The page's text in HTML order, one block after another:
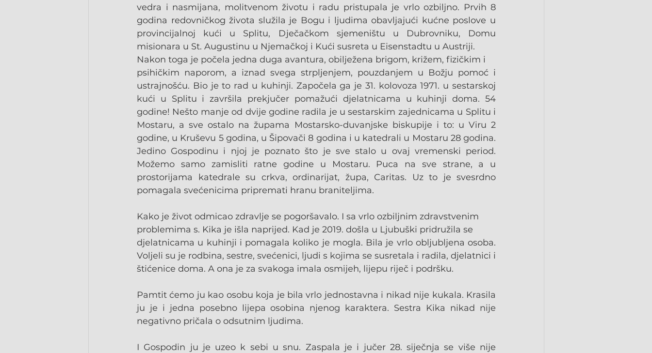
vedra i nasmijana, molitvenom životu i radu pristupala je vrlo ozbiljno. Prvih 8
godina redovničkog života služila je Bogu i ljudima obavljajući kućne poslove u
provincijalnoj kući u Splitu, Dječačkom sjemeništu u Dubrovniku, Domu
misionara u St. Augustinu u Njemačkoj i Kući susreta u Eisenstadtu u Austriji.
Nakon toga je počela jedna duga avantura, obilježena brigom, križem, fizičkim i
psihičkim naporom, a iznad svega strpljenjem, pouzdanjem u Božju pomoć i
ustrajnošću. Bio je to rad u kuhinji. Započela ga je 31. kolovoza 1971. u sestarskoj
kući u Splitu i završila prekjučer pomažući djelatnicama u kuhinji doma. 54
godine! Nešto manje od dvije godine radila je u sestarskim zajednicama u Splitu i
Mostaru, a sve ostalo na župama Mostarsko-duvanjske biskupije i to: u Viru 2
godine, u Kruševu 5 godina, u Šipovači 8 godina i u katedrali u Mostaru 28 godina.
Jedino Gospodinu i njoj je poznato što je sve stalo u ovaj vremenski period.
Možemo samo zamisliti ratne godine u Mostaru. Puca na sve strane, a u
prostorijama katedrale su crkva, ordinarijat, župa, Caritas. Uz to je svesrdno
pomagala svećenicima pripremati hranu braniteljima.
Kako je život odmicao zdravlje se pogoršavalo. I sa vrlo ozbiljnim zdravstvenim
problemima s. Kika je išla naprijed. Kad je 2019. došla u Ljubuški pridružila se
djelatnicama u kuhinji i pomagala koliko je mogla. Bila je vrlo obljubljena osoba.
Voljeli su je rodbina, sestre, svećenici, ljudi s kojima se susretala i radila, djelatnici i
štićenice doma. A ona je za svakoga imala osmijeh, lijepu riječ i podršku.
Pamtit ćemo ju kao osobu koja je bila vrlo jednostavna i nikad nije kukala. Krasila
ju je i jedna posebno lijepa osobina njenog karaktera. Sestra Kika nikad nije
negativno pričala o odsutnim ljudima.
I Gospodin ju je uzeo k sebi u snu. Zaspala je i jučer 28. siječnja se više nije